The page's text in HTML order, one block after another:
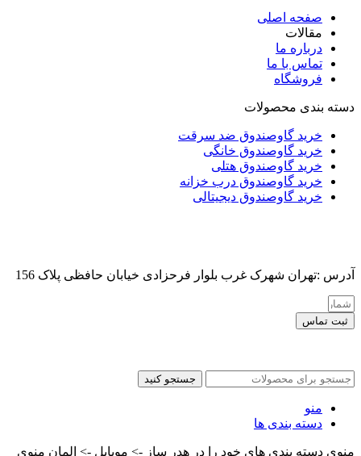
صفحه اصلی
مقالات
درباره ما
تماس با ما
فروشگاه
دسته بندی محصولات
خرید گاوصندوق ضد سرقت
خرید گاوصندوق خانگی
خرید گاوصندوق هتلی
خرید گاوصندوق درب خزانه
خرید گاوصندوق دیجیتالی
آدرس :تهران شهرک غرب بلوار فرحزادی خیابان حافظی پلاک 156
ثبت تماس
جستجو کنید
منو
دسته بندی ها
منوی دسته بندی های خود را در هدر ساز -> موبایل -> المان منوی